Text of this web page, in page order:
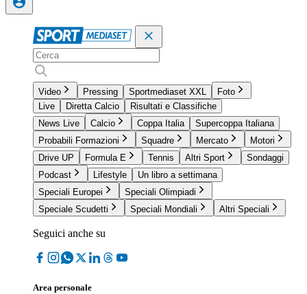
Video Pressing Sportmediaset XXL
Foto
Live
Diretta Calcio
Risultati e Classifiche
News Live
Calcio Coppa Italia
Supercoppa Italiana
Probabili Formazioni
Squadre Mercato
Motori
Drive UP
Formula E Tennis Altri Sport
Sondaggi
Podcast
Lifestyle
Un libro a settimana
Speciali Europei
Speciali Olimpiadi
Speciale Scudetti
Speciali Mondiali Altri Speciali
Seguici anche su
Area personale